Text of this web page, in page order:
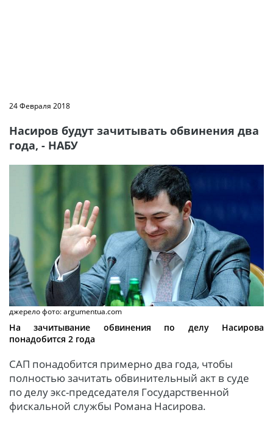
24 Февраля 2018
Насиров будут зачитывать обвинения два
года, - НАБУ
джерело фото: argumentua.com
На зачитывание обвинения по делу Насирова
понадобится 2 года
САП понадобится примерно два года, чтобы
полностью зачитать обвинительный акт в суде
по делу экс-председателя Государственной
фискальной службы Романа Насирова.